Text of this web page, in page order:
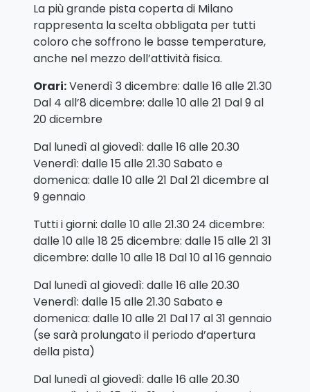
La più grande pista coperta di Milano
rappresenta la scelta obbligata per tutti
coloro che soffrono le basse temperature,
anche nel mezzo dell’attività fisica.
Orari:Venerdì 3 dicembre: dalle 16 alle 21.30
Dal 4 all’8 dicembre: dalle 10 alle 21 Dal 9 al
20 dicembre
Dal lunedì al giovedì: dalle 16 alle 20.30
Venerdì: dalle 15 alle 21.30 Sabato e
domenica: dalle 10 alle 21 Dal 21 dicembre al
9 gennaio
Tutti i giorni: dalle 10 alle 21.30 24 dicembre:
dalle 10 alle 18 25 dicembre: dalle 15 alle 21 31
dicembre: dalle 10 alle 18 Dal 10 al 16 gennaio
Dal lunedì al giovedì: dalle 16 alle 20.30
Venerdì: dalle 15 alle 21.30 Sabato e
domenica: dalle 10 alle 21 Dal 17 al 31 gennaio
(se sarà prolungato il periodo d’apertura
della pista)
Dal lunedì al giovedì: dalle 16 alle 20.30